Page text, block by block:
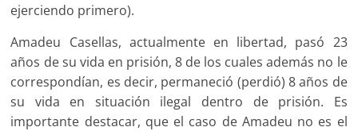
ejerciendo primero).
Amadeu Casellas, actualmente en libertad, pasó 23
años de su vida en prisión, 8 de los cuales además no le
correspondían, es decir, permaneció (perdió) 8 años de
su vida en situación ilegal dentro de prisión. Es
importante destacar, que el caso de Amadeu no es el